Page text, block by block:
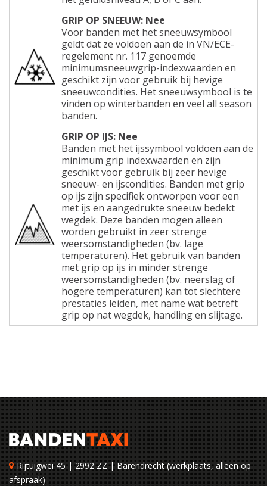
GRIP OP SNEEUW: Nee
Voor banden met het sneeuwsymbool
geldt dat ze voldoen aan de in VN/ECE-
regelement nr. 117 genoemde
minimumsneeuwgrip-indexwaarden en
geschikt zijn voor gebruik bij hevige
sneeuwcondities. Het sneeuwsymbool is te
vinden op winterbanden en veel all season
banden.
GRIP OP IJS: Nee
Banden met het ijssymbool voldoen aan de
minimum grip indexwaarden en zijn
geschikt voor gebruik bij zeer hevige
sneeuw- en ijscondities. Banden met grip
op ijs zijn specifiek ontworpen voor een
met ijs en aangedrukte sneeuw bedekt
wegdek. Deze banden mogen alleen
worden gebruikt in zeer strenge
weersomstandigheden (bv. lage
temperaturen). Het gebruik van banden
met grip op ijs in minder strenge
weersomstandigheden (bv. neerslag of
hogere temperaturen) kan tot slechtere
prestaties leiden, met name wat betreft
grip op nat wegdek, handling en slijtage.
Rijtuigwei 45 | 2992 ZZ | Barendrecht (werkplaats, alleen op
afspraak)